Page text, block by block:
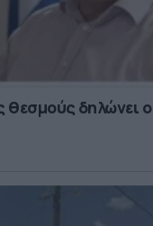
θεσμούς δηλώνει